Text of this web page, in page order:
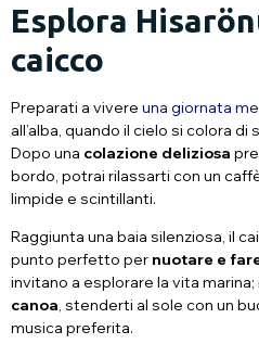
Esplora
caicco
Preparati a vivere una giornata
all’alba, quando il cielo si colora
Dopo una colazione deliziosa
bordo, potrai rilassarti con un
limpide e scintillanti.
Raggiunta una baia silenziosa, il
punto perfetto per nuotare e
invitano a esplorare la vita
canoa, stenderti al sole con un
musica preferita.